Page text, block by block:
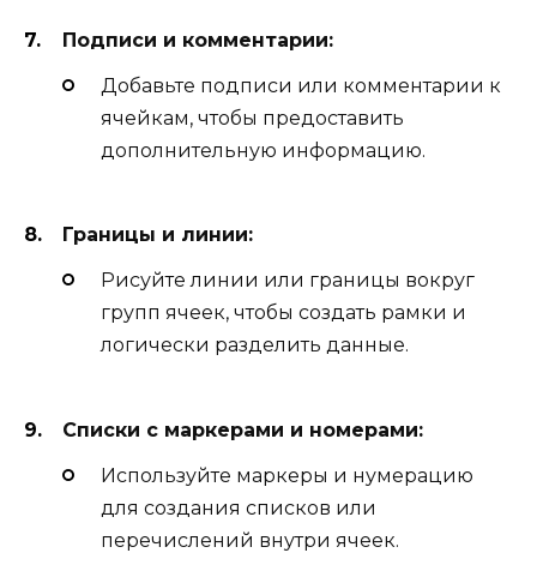
Подписи и комментарии:
Добавьте подписи или комментарии к
ячейкам, чтобы предоставить
дополнительную информацию.
Границы и линии:
Рисуйте линии или границы вокруг
групп ячеек, чтобы создать рамки и
логически разделить данные.
Списки с маркерами и номерами:
Используйте маркеры и нумерацию
для создания списков или
перечислений внутри ячеек.